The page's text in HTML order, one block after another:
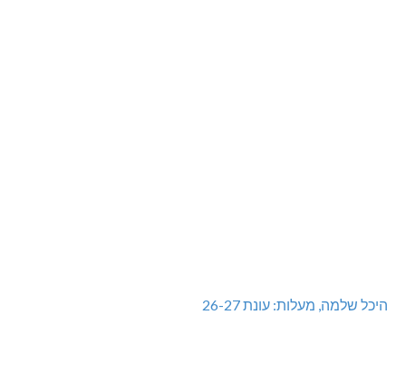
היכל שלמה, מעלות: עונת 26-27